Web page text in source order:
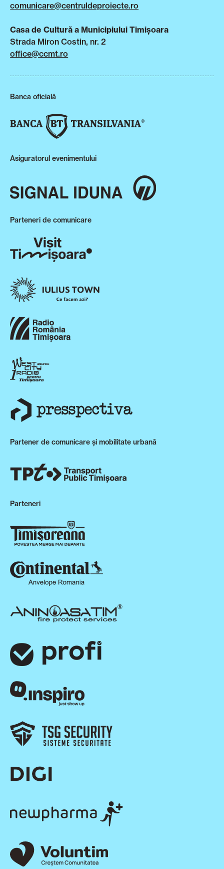
comunicare@centruldeproiecte.ro
Casa de Cultură a Municipiului Timișoara
Strada Miron Costin, nr. 2
office@ccmt.ro
Banca oficială
Asiguratorul evenimentului
Parteneri de comunicare
Partener de comunicare și mobilitate urbană
Parteneri